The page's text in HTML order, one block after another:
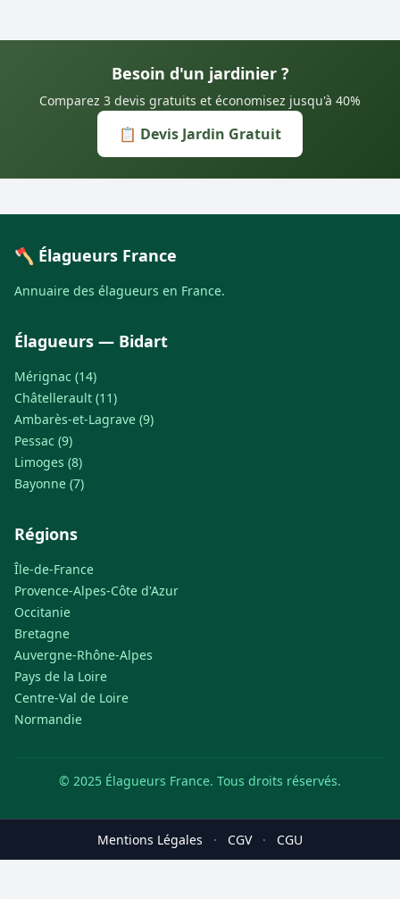
Besoin d'un jardinier ?
Comparez 3 devis gratuits et économisez jusqu'à 40%
📋 Devis Jardin Gratuit
🪓 Élagueurs France
Annuaire des élagueurs en France.
Élagueurs — Bidart
Mérignac (14)
Châtellerault (11)
Ambarès-et-Lagrave (9)
Pessac (9)
Limoges (8)
Bayonne (7)
Régions
Île-de-France
Provence-Alpes-Côte d'Azur
Occitanie
Bretagne
Auvergne-Rhône-Alpes
Pays de la Loire
Centre-Val de Loire
Normandie
© 2025 Élagueurs France. Tous droits réservés.
Mentions Légales · CGV · CGU